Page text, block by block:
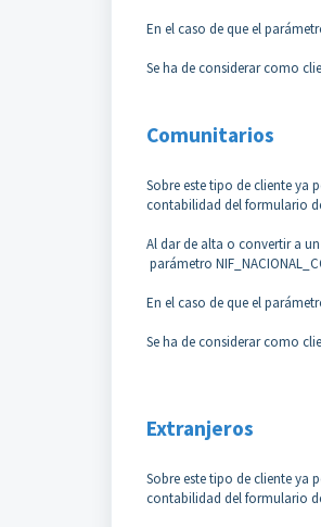
En el caso de que el
Se ha de considerar como
Comunitarios
Sobre este tipo de cliente ya
contabilidad del formulario
Al dar de alta o convertir a
parámetro
En el caso de que el
Se ha de considerar como
Extranjeros
Sobre este tipo de cliente ya
contabilidad del formulario